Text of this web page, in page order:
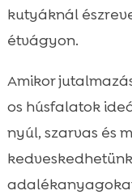
kutyáknál
étvágyon.
Amikor
os húsfalatok
nyúl, szarvas és